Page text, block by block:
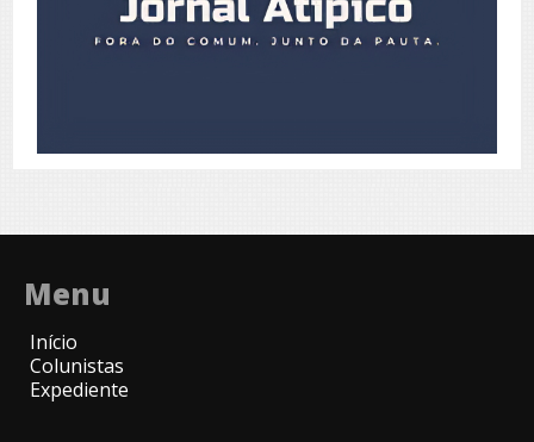
Menu
Início
Colunistas
Expediente